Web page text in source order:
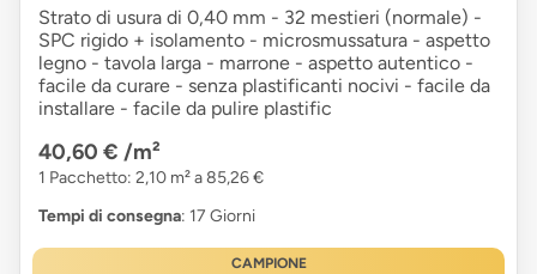
Strato di usura di 0,40 mm - 32 mestieri (normale) -
SPC rigido + isolamento - microsmussatura - aspetto
legno - tavola larga - marrone - aspetto autentico -
facile da curare - senza plastificanti nocivi - facile da
installare - facile da pulire plastific
40,60 € /m²
1 Pacchetto: 2,10 m² a 85,26 €
Tempi di consegna: 17 Giorni
CAMPIONE